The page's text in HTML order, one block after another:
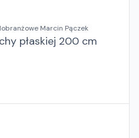
Marcin Pączek
płaskiej 200 cm